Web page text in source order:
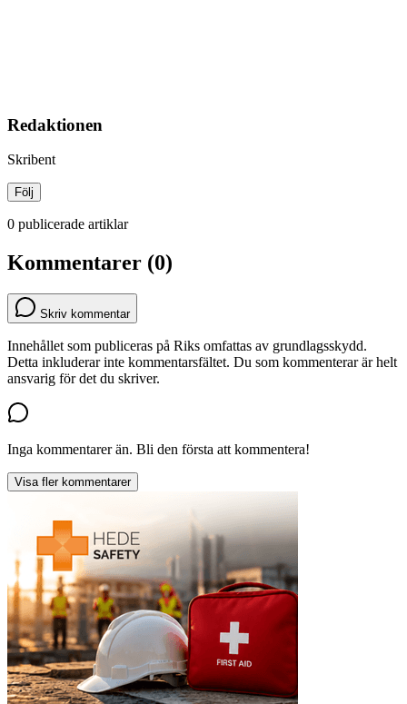
Redaktionen
Skribent
Följ
0 publicerade artiklar
Kommentarer (0)
Skriv kommentar
Innehållet som publiceras på Riks omfattas av grundlagsskydd.
Detta inkluderar inte kommentarsfältet. Du som kommenterar är helt
ansvarig för det du skriver.
Inga kommentarer än. Bli den första att kommentera!
Visa fler kommentarer